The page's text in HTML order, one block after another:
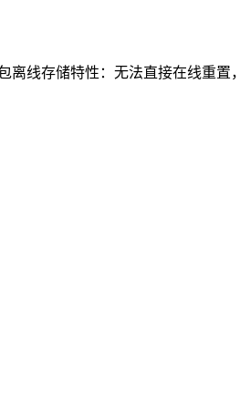
离线存储特性：无法直接在线重